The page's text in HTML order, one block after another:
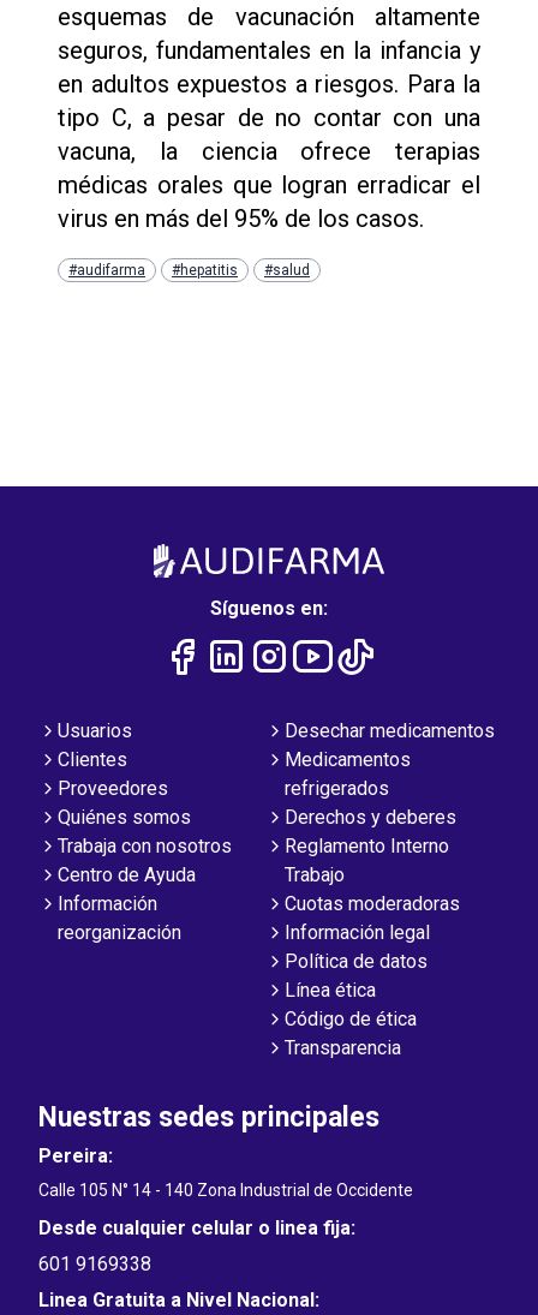
esquemas de vacunación altamente
seguros, fundamentales en la infancia y
en adultos expuestos a riesgos. Para la
tipo C, a pesar de no contar con una
vacuna, la ciencia ofrece terapias
médicas orales que logran erradicar el
virus en más del 95% de los casos.
#audifarma #hepatitis #salud
Síguenos en:
Usuarios
Clientes
Proveedores
Quiénes somos
Trabaja con nosotros
Centro de Ayuda
Información
reorganización
Desechar medicamentos
Medicamentos
refrigerados
Derechos y deberes
Reglamento Interno
Trabajo
Cuotas moderadoras
Información legal
Política de datos
Línea ética
Código de ética
Transparencia
Nuestras sedes principales
Pereira:
Calle 105 N° 14 - 140 Zona Industrial de Occidente
Desde cualquier celular o linea fija:
601 9169338
Linea Gratuita a Nivel Nacional: